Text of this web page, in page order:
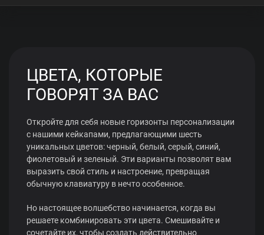
ЦВЕТА, КОТОРЫЕ
ГОВОРЯТ ЗА ВАС
Откройте для себя новые горизонты персонализации
с нашими кейкапами, предлагающими шесть
уникальных цветов: черный, белый, серый, синий,
фиолетовый и зеленый. Эти варианты позволят вам
выразить свой стиль и настроение, превращая
обычную клавиатуру в нечто особенное.
Но настоящее волшебство начинается, когда вы
решаете комбинировать эти цвета. Смешивайте и
сочетайте их, чтобы создать действительно